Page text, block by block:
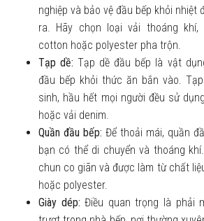
nghiệp và bảo vệ đầu bếp khỏi nhiệt
ra. Hãy chọn loại vải thoáng
cotton hoặc polyester pha trộn.
Tạp dề:Tạp dề đầu bếp là vật
đầu bếp khỏi thức ăn bắn vào.
sinh, hầu hết mọi người đều sử
hoặc vải denim.
Quần đầu bếp: Để thoải mái, quần
bạn có thể di chuyển và thoáng
chun co giãn và được làm từ chất
hoặc polyester.
Giày dép:Điều quan trọng là phải